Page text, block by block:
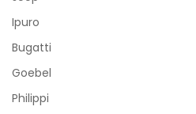
Ipuro
Bugatti
Goebel
Philippi